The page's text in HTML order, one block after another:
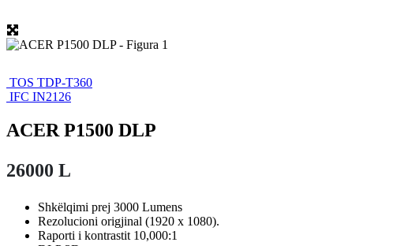
TOS TDP-T360
IFC IN2126
ACER P1500 DLP
26000 L
Shkëlqimi prej 3000 Lumens
Rezolucioni origjinal (1920 x 1080).
Raporti i kontrastit 10,000:1